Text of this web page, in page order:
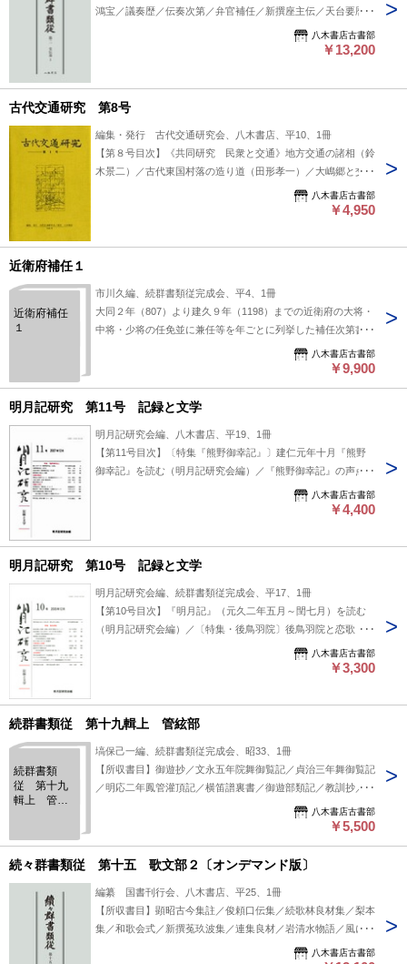
鴻宝／議奏歴／伝奏次第／弁官補任／新撰座主伝／天台要暦／
東寺長者補任／興福寺別当次第 #八木書店出版物/続々群書類
八木書店古書部
￥13,200
古代交通研究 第8号
編集・発行 古代交通研究会、八木書店、平10、1冊
【第８号目次】《共同研究 民衆と交通》地方交通の諸相（鈴
木景二）／古代東国村落の造り道（田形孝一）／大嶋郷と交通
（谷口榮）／古代荘園図に描かれた道について（山口英男）他
八木書店古書部
￥4,950
近衛府補任１
近衛府補任
１
市川久編、続群書類従完成会、平4、1冊
大同２年（807）より建久９年（1198）までの近衛府の大将・
中将・少将の任免並に兼任等を年ごとに列挙した補任次第書で
ある。諸記録にあたり新たに編集刊行するものである。 【収
録】第１巻 807〔大同２〕～1069〔延久４〕 #八木書店出版
八木書店古書部
￥9,900
明月記研究 第11号 記録と文学
明月記研究会編、八木書店、平19、1冊
【第11号目次】〔特集『熊野御幸記』〕建仁元年十月『熊野
御幸記』を読む（明月記研究会編）／『熊野御幸記』の声点
（秋永一枝）／『熊野御幸記』の伝来（石田実洋）／熊野御幸
の政治と芸能（五味文彦）他 #八木書店出版物/中世/単行本◆
八木書店古書部
￥4,400
明月記研究 第10号 記録と文学
明月記研究会編、続群書類従完成会、平17、1冊
【第10号目次】『明月記』（元久二年五月～閏七月）を読む
（明月記研究会編）／〔特集・後鳥羽院〕後鳥羽院と恋歌
（佐々木孝治）／〔『明月記』と定家〕国宝『明月記』にみる
定家様の仮名（名児耶明）／〔本文研究〕他 #八木書店出版
八木書店古書部
￥3,300
続群書類従 第十九輯上 管絃部
続群書類
従 第十九
輯上 管絃
塙保己一編、続群書類従完成会、昭33、1冊
【所収書目】御遊抄／文永五年院舞御覧記／貞治三年舞御覧記
／明応二年鳳管灌頂記／横笛譜裏書／御遊部類記／教訓抄／舞
楽小録 【経年劣化 少しみ 少やけ】 #八木書店出版物/続群
八木書店古書部
￥5,500
続々群書類従 第十五 歌文部２〔オンデマンド版〕
編纂 国書刊行会、八木書店、平25、1冊
【所収書目】顕昭古今集註／俊頼口伝集／続歌林良材集／梨本
集／和歌会式／新撰菟玖波集／連集良材／岩清水物語／風につ
れなき物語／兵部卿物語／源家長日記 #八木書店出版物/続々
八木書店古書部